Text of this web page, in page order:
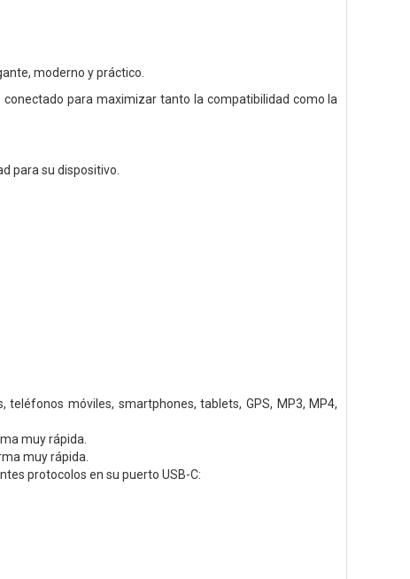
moderno y práctico.
para maximizar tanto la compatibilidad como la
para su dispositivo.
móviles, smartphones, tablets, GPS, MP3, MP4,
muy rápida.
muy rápida.
protocolos en su puerto USB-C: